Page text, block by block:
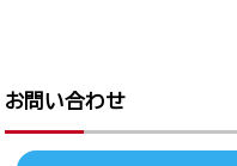
お問い合わせ